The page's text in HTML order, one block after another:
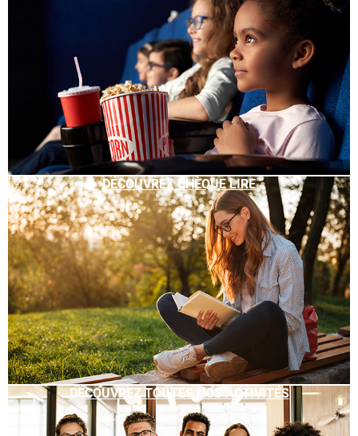
DÉCOUVREZ CHÈQUE LIRE
DÉCOUVREZ TOUTES NOS ACTIVITÉS